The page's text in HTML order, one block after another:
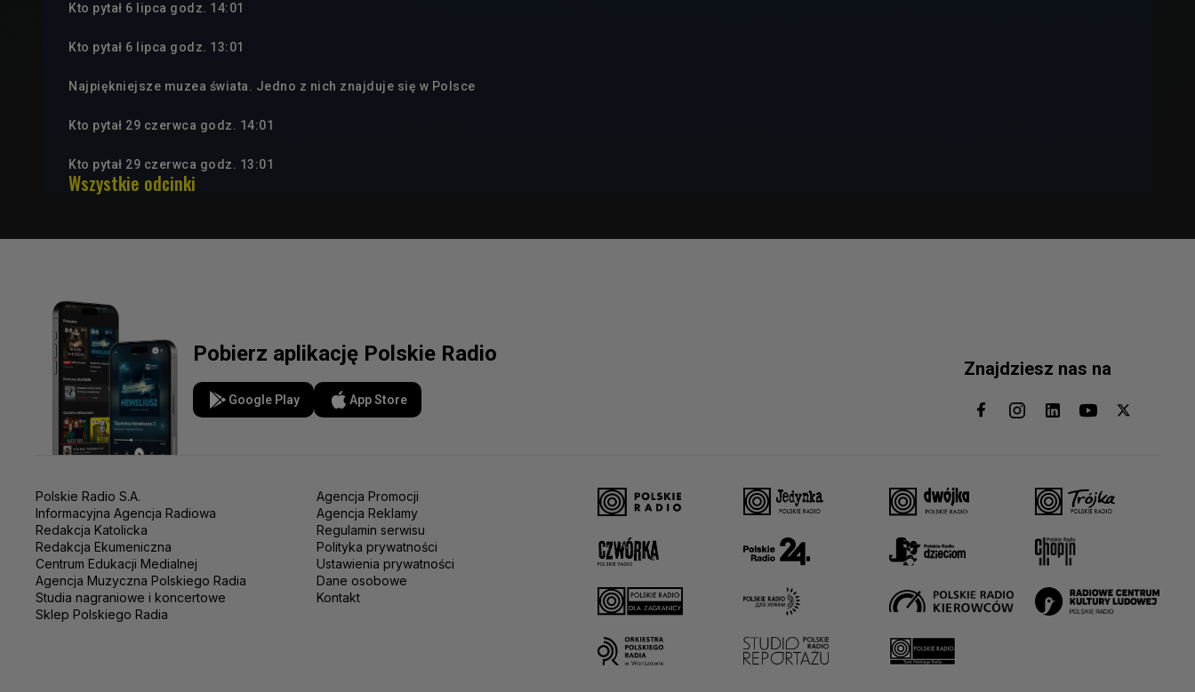
Kto pytał 6 lipca godz. 14:01
Kto pytał 6 lipca godz. 13:01
Najpiękniejsze muzea świata. Jedno z nich znajduje się w Polsce
Kto pytał 29 czerwca godz. 14:01
Kto pytał 29 czerwca godz. 13:01
Wszystkie odcinki
Pobierz aplikację Polskie Radio
Google Play App Store
Znajdziesz nas na
Polskie Radio S.A.
Informacyjna Agencja Radiowa
Redakcja Katolicka
Redakcja Ekumeniczna
Centrum Edukacji Medialnej
Agencja Muzyczna Polskiego Radia
Studia nagraniowe i koncertowe
Sklep Polskiego Radia
Agencja Promocji
Agencja Reklamy
Regulamin serwisu
Polityka prywatności
Ustawienia prywatności
Dane osobowe
Kontakt